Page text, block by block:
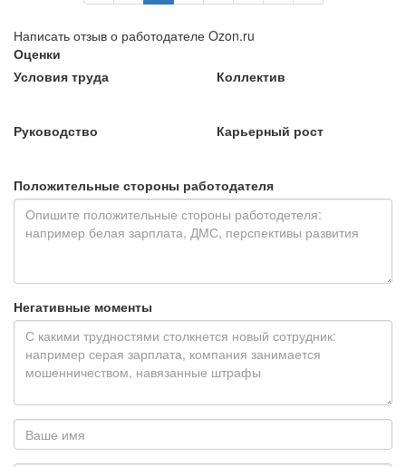
Написать отзыв о работодателе Ozon.ru
Оценки
Условия труда
Коллектив
Руководство Карьерный рост
Положительные стороны работодателя
Негативные моменты